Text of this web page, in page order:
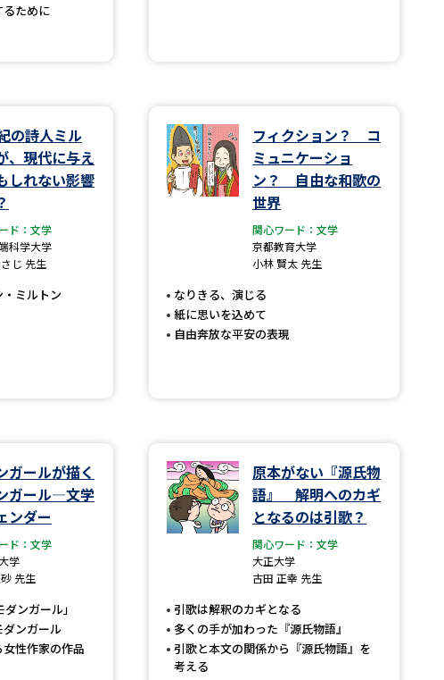
ナビライブ
資料検索
てよう
先輩が入学を決めた理由
学問分野解説 夢ナビライブ
ために
の詩人ミル
、現代に与え
しれない影響
ド：文学
科学大学
じ 先生
ミルトン
フィクション？ コ
ミュニケーショ
ン？ 自由な和歌の
世界
関心ワード：文学
京都教育大学
小林 賢太 先生
なりきる、演じる
紙に思いを込めて
自由奔放な平安の表現
ガールが描く
ガール―文学
ンダー
ド：文学
学
先生
ンガール」
ンガール
性作家の作品
原本がない『源氏物
語』 解明へのカギ
となるのは引歌？
関心ワード：文学
大正大学
古田 正幸 先生
引歌は解釈のカギとなる
多くの手が加わった『源氏物語』
引歌と本文の関係から『源氏物語』を
考える